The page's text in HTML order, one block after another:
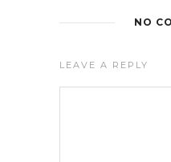
NO
LEAVE A REPLY